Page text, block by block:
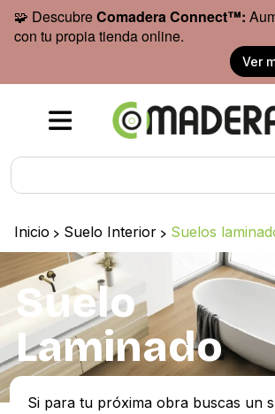
🧩 DescubreComadera Connect™:
con tu propia tienda online.
Ver
Inicio > Suelo Interior > Suelos
Suelo
Laminado
Si para tu próxima obra buscas un